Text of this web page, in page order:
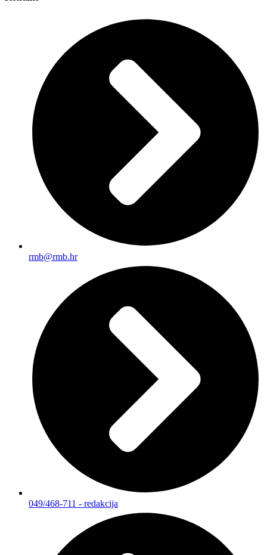
rmb@rmb.hr
049/468-711 - redakcija